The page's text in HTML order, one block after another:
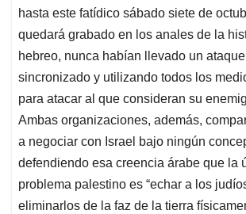
hasta este fatídico sábado siete de
quedará grabado en los anales de la
hebreo, nunca habían llevado un
sincronizado y utilizando todos los
para atacar al que consideran su
Ambas organizaciones, además,
a negociar con Israel bajo ningún
defendiendo esa creencia árabe que la
problema palestino es “echar a los
eliminarlos de la faz de la tierra